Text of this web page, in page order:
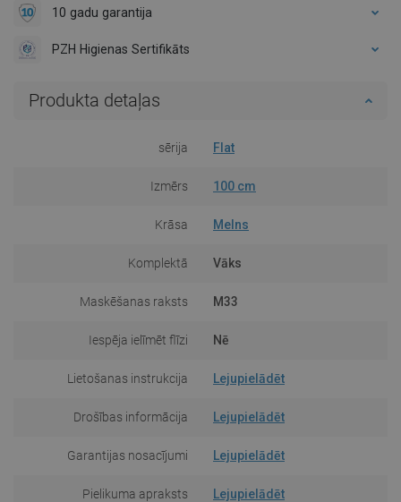
10 gadu garantija
PZH Higienas Sertifikāts
Produkta detaļas
sērija Flat
Izmērs 100 cm
Krāsa Melns
Komplektā Vāks
Maskēšanas raksts M33
Iespēja ielīmēt flīzi Nē
Lietošanas instrukcija Lejupielādēt
Drošības informācija Lejupielādēt
Garantijas nosacījumi Lejupielādēt
Pielikuma apraksts Lejupielādēt